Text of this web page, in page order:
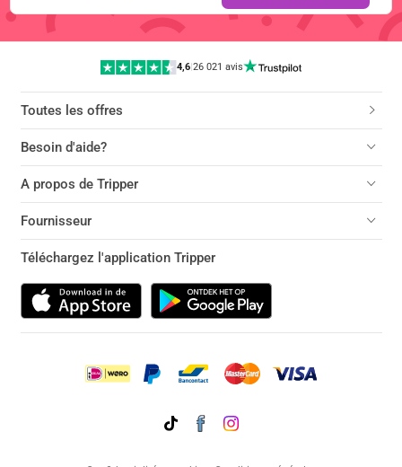
4,6 |26 021 avis
Toutes les offres
Besoin d'aide?
A propos de Tripper
Fournisseur
Téléchargez l'application Tripper